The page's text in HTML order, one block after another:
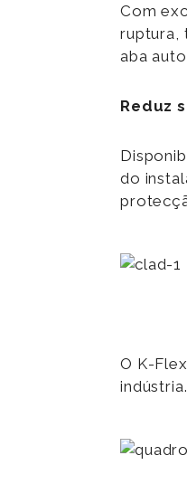
Com
ruptura,
aba
Reduz
do
O K-
indústria.